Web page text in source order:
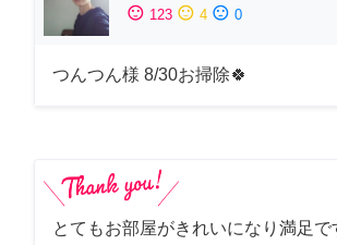
sentiment_satisfied 123 sentiment_neutral 4 sentiment_dissatisfied 0
つんつん様 8/30お掃除🍀
とてもお部屋がきれいになり満足